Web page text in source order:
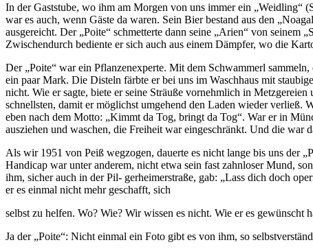
In der Gaststube, wo ihm am Morgen von uns immer ein „Weidling“
war es auch, wenn Gäste da waren. Sein Bier bestand aus den
ausgereicht. Der „Poite“ schmetterte dann seine „Arien“ von seinem
Zwischendurch bediente er sich auch aus einem Dämpfer, wo die
Der „Poite“ war ein Pflanzenexperte. Mit dem Schwammerl
ein paar Mark. Die Disteln färbte er bei uns im Waschhaus mit
nicht. Wie er sagte, bie­te er seine Sträuße vornehmlich in
schnellsten, damit er möglichst umgehend den Laden wieder verließ.
eben nach dem Motto: „Kimmt da Tog, bringt da Tog“. War er in
ausziehen und waschen, die Freiheit war eingeschränkt. Und die war
Als wir 1951 von Peiß wegzogen, dauerte es nicht lange bis uns der
Handicap war unter anderem, nicht etwa sein fast zahnloser Mund,
ihm, sicher auch in der Pil- gerheimerstraße, gab: „Lass dich doch
er es einmal nicht mehr geschafft, sich
selbst zu helfen. Wo? Wie? Wir wissen es nicht. Wie er es
Ja der „Poite“: Nicht einmal ein Foto gibt es von ihm, so